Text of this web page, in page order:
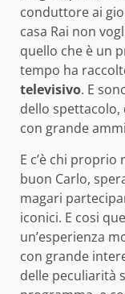
conduttore ai
casa Rai non
quello che è un
tempo ha
televisivo. E
dello spettacolo,
con grande
E c’è chi
buon Carlo,
magari
iconici. E cosi
un’esperienza
con grande
delle peculiarità